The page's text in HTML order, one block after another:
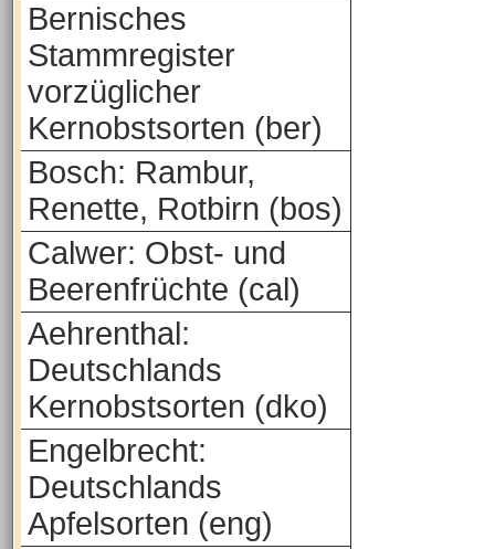
Bernisches
Stammregister
vorzüglicher
Kernobstsorten (ber)
Bosch: Rambur,
Renette, Rotbirn (bos)
Calwer: Obst- und
Beerenfrüchte (cal)
Aehrenthal:
Deutschlands
Kernobstsorten (dko)
Engelbrecht:
Deutschlands
Apfelsorten (eng)